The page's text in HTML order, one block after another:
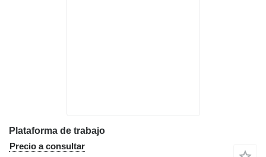
Plataforma de trabajo
Precio a consultar